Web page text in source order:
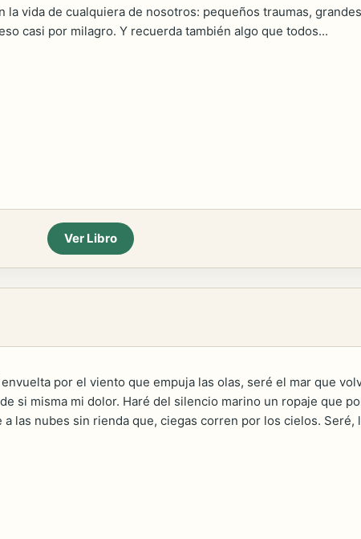
vida de cualquiera de nosotros: pequeños traumas,
casi por milagro. Y recuerda también algo que todos...
Ver Libro
por el viento que empuja las olas, seré el mar que
si misma mi dolor. Haré del silencio marino un ropaje que
las nubes sin rienda que, ciegas corren por los cielos. Seré,